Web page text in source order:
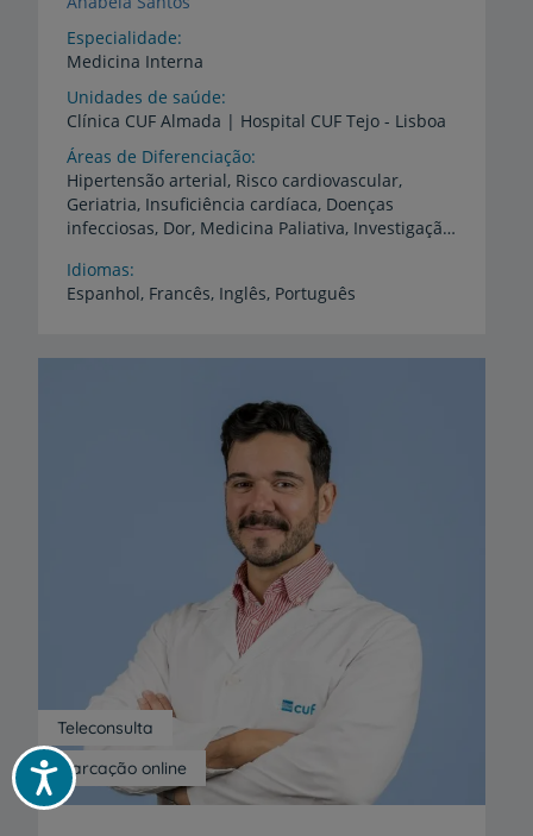
Acessibilidade
Especialidade
Medicina Interna
Unidades de saúde
Clínica CUF Almada | Hospital CUF Tejo - Lisboa
Áreas de Diferenciação
Hipertensão arterial, Risco cardiovascular,
Geriatria, Insuficiência cardíaca, Doenças
infecciosas, Dor, Medicina Paliativa, Investigação diagnóstica, Seguimento de patologias crónicas no adulto
Idiomas
Espanhol, Francês, Inglês, Português
Marcação online
Teleconsulta